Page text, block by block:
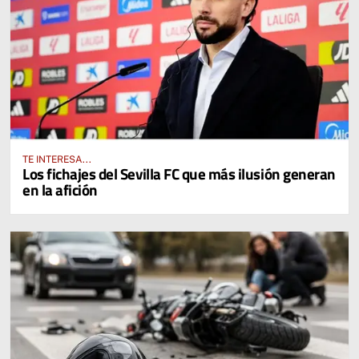
TE INTERESA...
Los fichajes del Sevilla FC que más ilusión generan
en la afición